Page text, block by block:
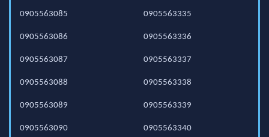
0905563085
0905563086
0905563087
0905563088
0905563089
0905563090
0905563335
0905563336
0905563337
0905563338
0905563339
0905563340